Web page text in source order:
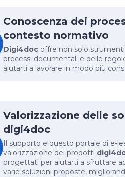
Conoscenza dei
contesto normativo
Digi4docoffre non solo
processi documentali e delle
aiutarti a lavorare in modo più
Valorizzazione delle
digi4doc
Il supporto e questo portale di e-
valorizzazione dei prodotti
progettati per aiutarti a sfruttare
varie soluzioni proposte,